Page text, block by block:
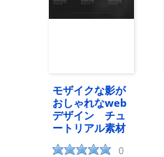
モザイクな影が
おしゃれなweb
デザイン チュ
ートリアル素材
0